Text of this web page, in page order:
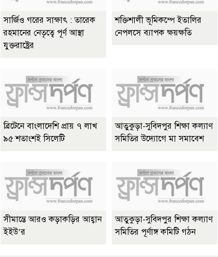
সার্জিও গরের সাক্ষাৎ : তারেক
রহমানের নেতৃত্বে পূর্ণ আস্থা
যুক্তরাষ্ট্রের
শক্তিশালী ভূমিকম্পে ইতালির
নেপলসে ব্যাপক ক্ষয়ক্ষতি
ব্রিটেনে বাংলাদেশি প্রায় ৭ লাখ
৯৫ শতাংশই সিলেটি
আতুকুড়া-সুবিদপুর শিক্ষা কল্যাণ
সমিতির উদ্যোগে মা সমাবেশ
সীমান্তে আরও কড়াকড়ির আহ্বান
ইইউ’র
আতুকুড়া-সুবিদপুর শিক্ষা কল্যাণ
সমিতির পূর্ণাঙ্গ কমিটি গঠন